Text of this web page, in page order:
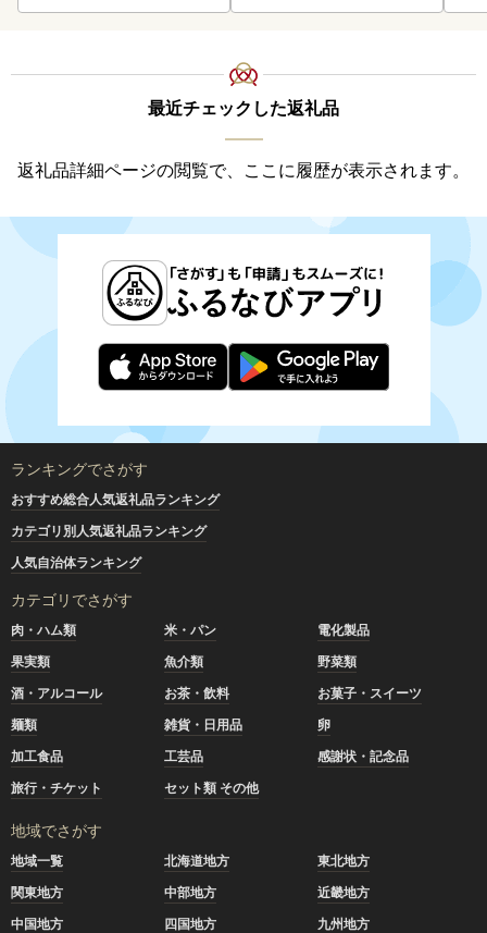
最近チェックした返礼品
返礼品詳細ページの閲覧で、ここに履歴が表示されます。
ランキングでさがす
おすすめ総合人気返礼品ランキング
カテゴリ別人気返礼品ランキング
人気自治体ランキング
カテゴリでさがす
肉・ハム類 米・パン
電化製品
果実類
魚介類
野菜類
酒・アルコール
お茶・飲料
お菓子・スイーツ
麺類
雑貨・日用品
卵
加工食品
工芸品
感謝状・記念品
旅行・チケット
セット類 その他
地域でさがす
地域一覧 北海道地方
東北地方
関東地方
中部地方
近畿地方
中国地方
四国地方 九州地方